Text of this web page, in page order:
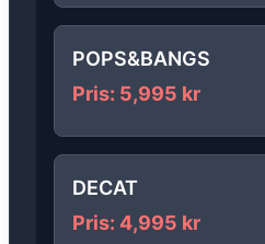
POPS&BANGS
Pris: 5,995 kr
DECAT
Pris: 4,995 kr